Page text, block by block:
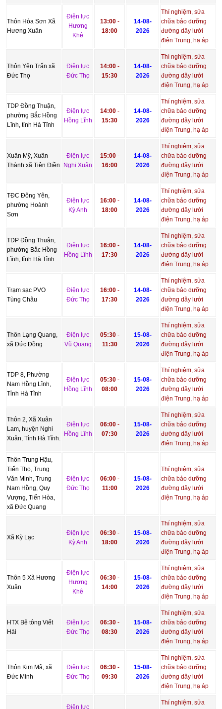
Thôn Hòa Sơn Xã
Hương Xuân
Điện lực
Hương
Khê
13:00-
18:00
14-08-
2026
Thí nghiệm, sửa
chữa bảo dưỡng
đường dây lưới
điện Trung, hạ áp
Thôn Yên Trấn xã
Đức Thọ
Điện lực
Đức Thọ
14:00-
15:30
14-08-
2026
Thí nghiệm, sửa
chữa bảo dưỡng
đường dây lưới
điện Trung, hạ áp
TDP Đồng Thuận,
phường Bắc Hồng
Lĩnh, tỉnh Hà Tĩnh
Điện lực
Hồng Lĩnh
14:00-
15:30
14-08-
2026
Thí nghiệm, sửa
chữa bảo dưỡng
đường dây lưới
điện Trung, hạ áp
Xuân Mỹ, Xuân
Thành xã Tiên Điền
Điện lực
Nghi Xuân
15:00-
16:00
14-08-
2026
Thí nghiệm, sửa
chữa bảo dưỡng
đường dây lưới
điện Trung, hạ áp
TĐC Đông Yên,
phường Hoành
Sơn
Điện lực
Kỳ Anh
16:00-
18:00
14-08-
2026
Thí nghiệm, sửa
chữa bảo dưỡng
đường dây lưới
điện Trung, hạ áp
TDP Đồng Thuận,
phường Bắc Hồng
Lĩnh, tỉnh Hà Tĩnh
Điện lực
Hồng Lĩnh
16:00-
17:30
14-08-
2026
Thí nghiệm, sửa
chữa bảo dưỡng
đường dây lưới
điện Trung, hạ áp
Trạm sạc PVO
Tùng Châu
Điện lực
Đức Thọ
16:00-
17:30
14-08-
2026
Thí nghiệm, sửa
chữa bảo dưỡng
đường dây lưới
điện Trung, hạ áp
Thôn Lạng Quang,
xã Đức Đồng
Điện lực
Vũ Quang
05:30-
11:30
15-08-
2026
Thí nghiệm, sửa
chữa bảo dưỡng
đường dây lưới
điện Trung, hạ áp
TDP 8, Phường
Nam Hồng Lĩnh,
Tỉnh Hà Tĩnh
Điện lực
Hồng Lĩnh
05:30-
08:00
15-08-
2026
Thí nghiệm, sửa
chữa bảo dưỡng
đường dây lưới
điện Trung, hạ áp
Thôn 2, Xã Xuân
Lam, huyện Nghi
Xuân, Tỉnh Hà Tĩnh.
Điện lực
Hồng Lĩnh
06:00-
07:30
15-08-
2026
Thí nghiệm, sửa
chữa bảo dưỡng
đường dây lưới
điện Trung, hạ áp
Thôn Trung Hậu,
Tiến Thọ, Trung
Văn Minh, Trung
Nam Hồng, Quy
Vượng, Tiến Hòa,
xã Đức Quang
Điện lực
Đức Thọ
06:00-
11:00
15-08-
2026
Thí nghiệm, sửa
chữa bảo dưỡng
đường dây lưới
điện Trung, hạ áp
Xã Kỳ Lạc
Điện lực
Kỳ Anh
06:30-
18:00
15-08-
2026
Thí nghiệm, sửa
chữa bảo dưỡng
đường dây lưới
điện Trung, hạ áp
Thôn 5 Xã Hương
Xuân
Điện lực
Hương
Khê
06:30-
14:00
15-08-
2026
Thí nghiệm, sửa
chữa bảo dưỡng
đường dây lưới
điện Trung, hạ áp
HTX Bê tông Viết
Hải
Điện lực
Đức Thọ
06:30-
08:30
15-08-
2026
Thí nghiệm, sửa
chữa bảo dưỡng
đường dây lưới
điện Trung, hạ áp
Thôn Kim Mã, xã
Đức Minh
Điện lực
Đức Thọ
06:30-
09:30
15-08-
2026
Thí nghiệm, sửa
chữa bảo dưỡng
đường dây lưới
điện Trung, hạ áp
Điện lực
Thí nghiệm, sửa